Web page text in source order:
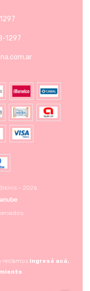
1297
- 2026
reclamos ingresá acá.